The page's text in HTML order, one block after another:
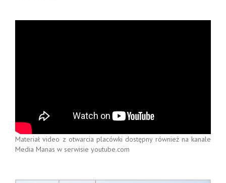
Materiał video z otwarcia placówki dostępny również na kanale
Media Manas w serwisie youtube.com